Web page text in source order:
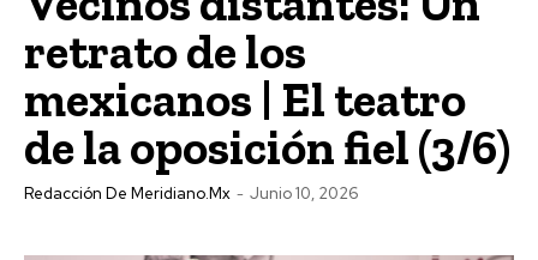
retrato de los
mexicanos | El teatro
de la oposición fiel (3/6)
Redacción De Meridiano.mx - Junio 10, 2026